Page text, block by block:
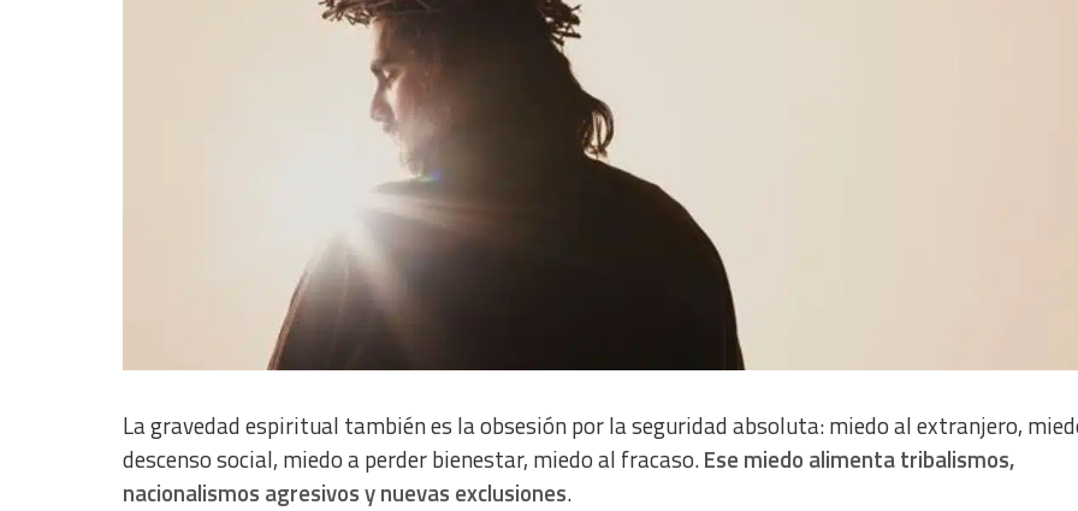
La gravedad espiritual también es la obsesión por la seguridad absoluta: miedo al extranjero,
descenso social, miedo a perder bienestar, miedo al fracaso.Ese miedo alimenta tribalismos,
nacionalismos agresivos y nuevas exclusiones.
Identify devices based on information actively requested
Advertising